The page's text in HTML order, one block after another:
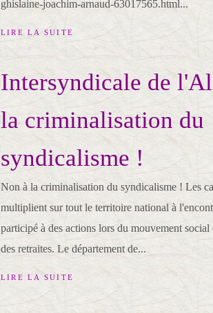
ghislaine-joachim-arnaud-63017565.html...
LIRE LA SUITE
Intersyndicale de
la criminalisation du
syndicalisme !
Non à la criminalisation du syndicalisme ! Les
multiplient sur tout le territoire national à
participé à des actions lors du mouvement
des retraites. Le département de...
LIRE LA SUITE